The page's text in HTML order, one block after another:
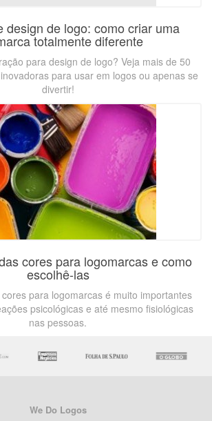
design de logo: como criar uma
totalmente diferente
para design de logo? Veja mais de 50
para usar em logos ou apenas se
divertir!
cores para logomarcas e como
escolhê-las
para logomarcas é muito importantes
psicológicas e até mesmo fisiológicas
nas pessoas.
We Do Logos